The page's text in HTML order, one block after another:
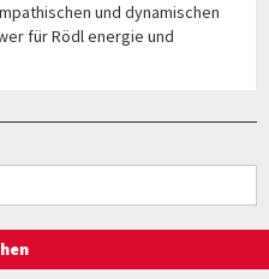
und dynamischen
für Rödl energie und